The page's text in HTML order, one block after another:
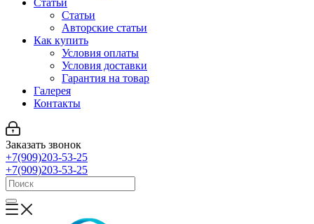
Статьи
Статьи
Авторские статьи
Как купить
Условия оплаты
Условия доставки
Гарантия на товар
Галерея
Контакты
Заказать звонок
+7(909)203-53-25
+7(909)203-53-25